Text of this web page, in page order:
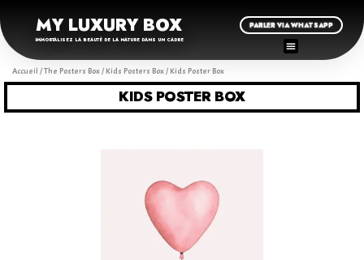
MY LUXURY BOX
IMMORTALISEZ LA BEAUTÉ DE LA NATURE DANS UN CADRE
PARLER VIA WHATSAPP
Accueil /The Posters Box/ Kids Posters Box/ Kids Poster Box
KIDS POSTER BOX